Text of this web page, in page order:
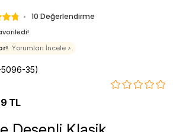
10 Değerlendirme
Yorumları İncele >
35)
TL